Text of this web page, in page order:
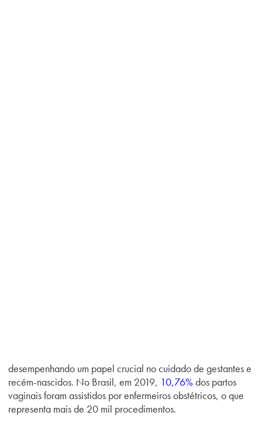
desempenhando um papel crucial no cuidado de gestantes e
recém-nascidos. No Brasil, em 2019, 10,76%dos partos
vaginais foram assistidos por enfermeiros obstétricos, o que
representa mais de 20 mil procedimentos.